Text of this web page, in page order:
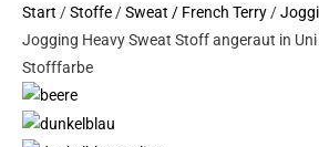
Start /Stoffe /Sweat / French Terry /
Jogging Heavy Sweat Stoff angeraut in
Stofffarbe
-
Öko-
Tex-
100
Menge